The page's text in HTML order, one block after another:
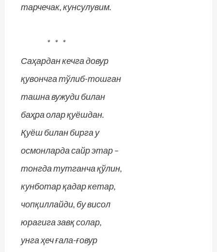
тарчечак, кунсулувим.
* * *
Саҳардан кечга довур
қувончга тўлиб-тошган
ташна вужуди билан
баҳра олар қуёшдан.
Қуёш билан бирга у
осмонларда сайр этар –
тонгда тутганча қўлин,
кунботар қадар кетар,
чопқиллайди, бу висол
юрагига завқ солар,
унга ҳеч ғала-ғовур